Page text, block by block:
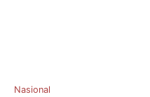
Nasional